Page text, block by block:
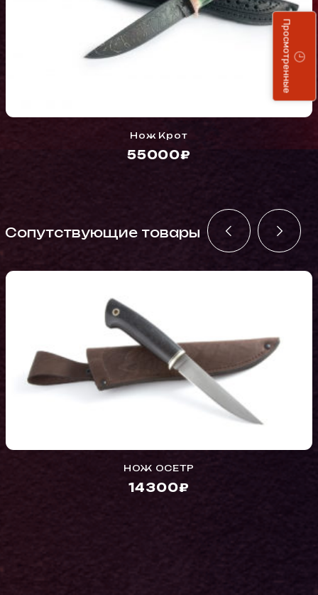
Нож Крот
55000₽
Cопутствующие товары
НОЖ ОСЕТР
14300₽
Просмотренные